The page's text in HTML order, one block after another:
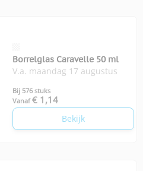
Borrelglas Caravelle 50 ml
V.a. maandag 17 augustus
Bij 576 stuks
Vanaf € 1,14
Bekijk